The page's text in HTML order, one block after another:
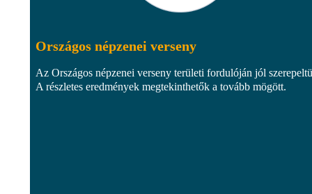
Országos népzenei verseny
Az Országos népzenei verseny területi fordulóján jól
A részletes eredmények megtekinthetők a tovább mögött.